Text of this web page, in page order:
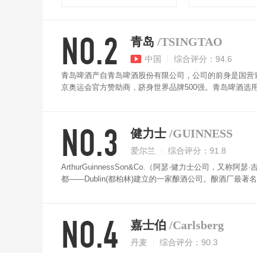
NO.2 青岛 /TSINGTAO
中国 综合评分：94.6
青岛啤酒产自青岛啤酒股份有限公司，公司的前身是国
京奥运会官方赞助商，跻身世界品牌500强。青岛啤酒
NO.3 健力士 /GUINNESS
爱尔兰 综合评分：91.8
ArthurGuinnessSon&Co.（阿瑟·健力士公司，又称阿瑟
都——Dublin(都柏林)建立的一家酿酒公司。酿酒厂最著
NO.4 嘉士伯 /Carlsberg
丹麦 综合评分：90.3